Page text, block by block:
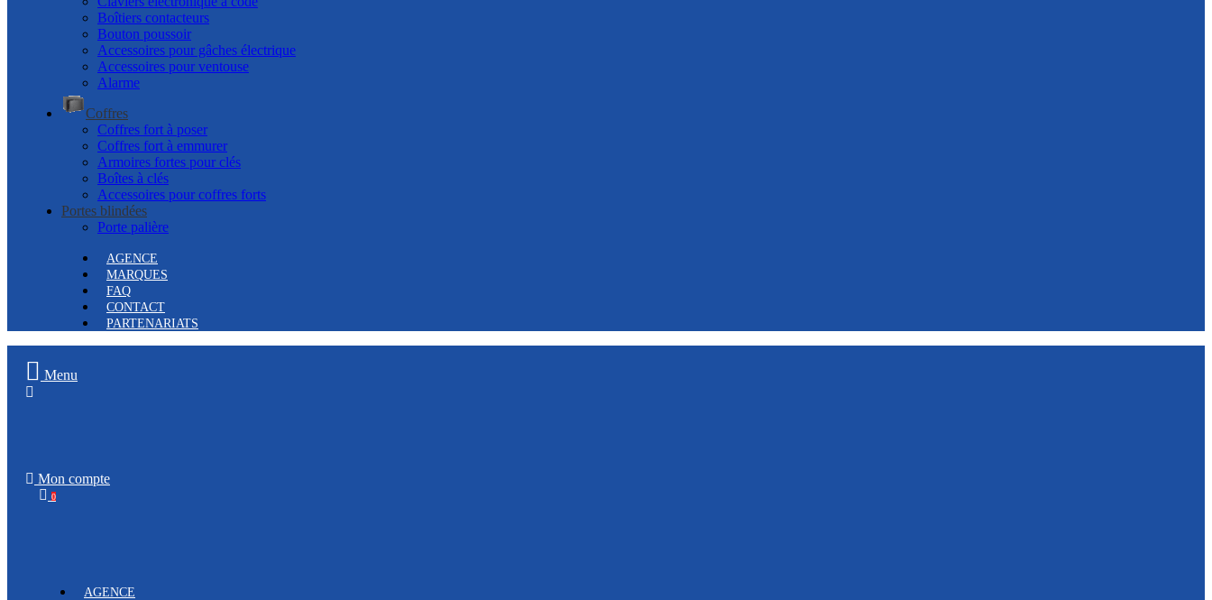
Boîtiers contacteurs
Bouton poussoir
Accessoires pour gâches électrique
Accessoires pour ventouse
Alarme
Coffres
Coffres fort à poser
Coffres fort à emmurer
Armoires fortes pour clés
Boîtes à clés
Accessoires pour coffres forts
Portes blindées
Porte palière
AGENCE
MARQUES
FAQ
CONTACT
PARTENARIATS
Menu
Mon compte
0
AGENCE